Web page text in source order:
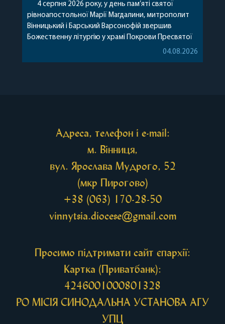
4 серпня 2026 року, у день пам’яті святої
рівноапостольної Марії Магдалини, митрополит
Вінницький і Барський Варсонофій звершив
Божественну літургію у храмі Покрови Пресвятої
Богородиці села Терешки Барського благочиння.
04.08.2026
Адреса, телефон і e-mail:
м. Вінниця,
вул. Ярослава Мудрого, 52
(мкр Пирогово)
+38 (063) 170-28-50
vinnytsia.diocese@gmail.com
Просимо підтримати сайт єпархії:
Картка (Приватбанк):
4246001000801328
РО МIСIЯ СИНОДАЛЬНА УСТАНОВА АГУ
УПЦ